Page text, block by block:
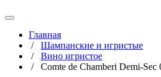
Главная
/ Шампанские и игристые
/ Вино игристое
/ Comte de Chamberi Demi-Sec